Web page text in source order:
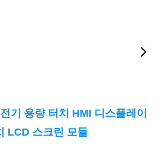
기 용량 터치 HMI 디스플레이
LCD 스크린 모듈